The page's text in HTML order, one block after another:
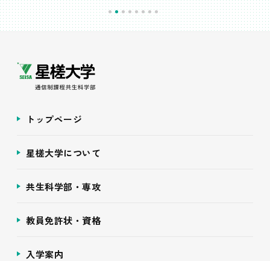
トップページ
星槎大学について
共生科学部・専攻
教員免許状・資格
入学案内